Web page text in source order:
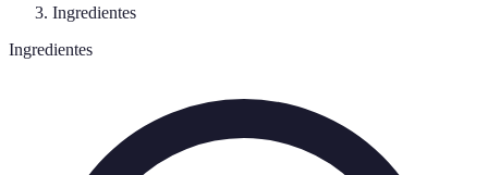
Ingredientes
Ingredientes